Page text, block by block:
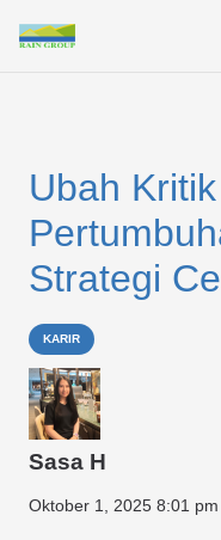
Ubah Kritik
Strategi
KARIR
Sasa H
Oktober 1, 2025 8:01 pm